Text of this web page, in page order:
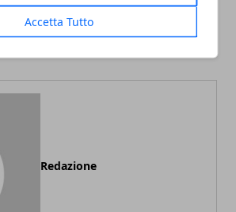
Accetta Tutto
è boom
Prestiti per matrimoni in
trimestre 2017
Redazione